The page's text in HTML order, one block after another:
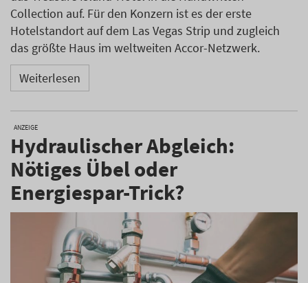
Collection auf. Für den Konzern ist es der erste
Hotelstandort auf dem Las Vegas Strip und zugleich
das größte Haus im weltweiten Accor-Netzwerk.
Weiterlesen
ANZEIGE
Hydraulischer Abgleich:
Nötiges Übel oder
Energiespar-Trick?